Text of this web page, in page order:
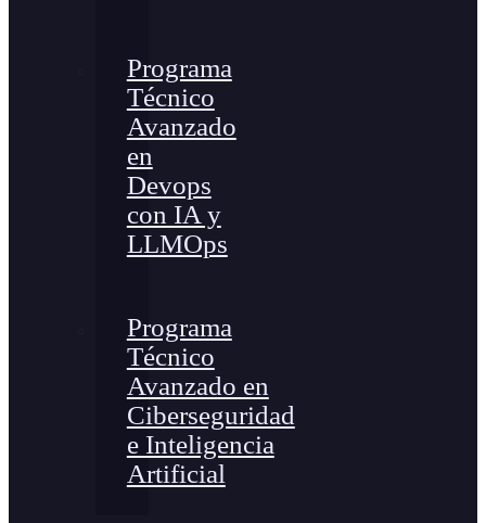
Programa
Técnico
Avanzado
en
Devops
con IA y
LLMOps
Programa
Técnico
Avanzado en
Ciberseguridad
e Inteligencia
Artificial